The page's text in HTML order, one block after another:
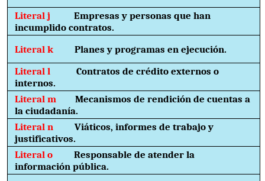
Literal jEmpresas y personas que han
incumplido contratos.
Literal kPlanes y programas en ejecución.
Literal lContratos de crédito externos o
internos.
Literal mMecanismos de rendición de cuentas a
la ciudadanía.
Literal nViáticos, informes de trabajo y
justificativos.
Literal oResponsable de atender la
información pública.